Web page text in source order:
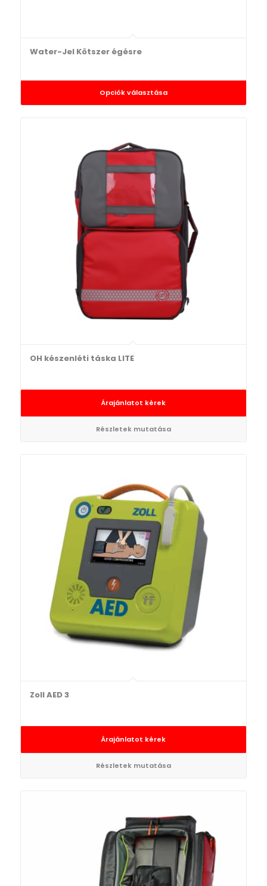
Water-Jel Kötszer égésre
Opciók választása
OH készenléti táska LITE
Árajánlatot kérek
Részletek mutatása
Zoll AED 3
Árajánlatot kérek
Részletek mutatása